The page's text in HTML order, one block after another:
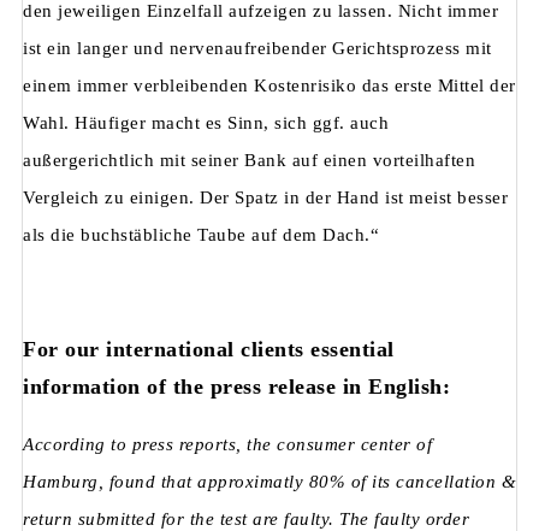
den jeweiligen Einzelfall aufzeigen zu lassen. Nicht immer
ist ein langer und nervenaufreibender Gerichtsprozess mit
einem immer verbleibenden Kostenrisiko das erste Mittel der
Wahl. Häufiger macht es Sinn, sich ggf. auch
außergerichtlich mit seiner Bank auf einen vorteilhaften
Vergleich zu einigen. Der Spatz in der Hand ist meist besser
als die buchstäbliche Taube auf dem Dach.“
For our international clients essential
information of the press release in English:
According to press reports, the consumer center of
Hamburg, found that approximatly 80% of its cancellation &
return submitted for the test are faulty. The faulty order